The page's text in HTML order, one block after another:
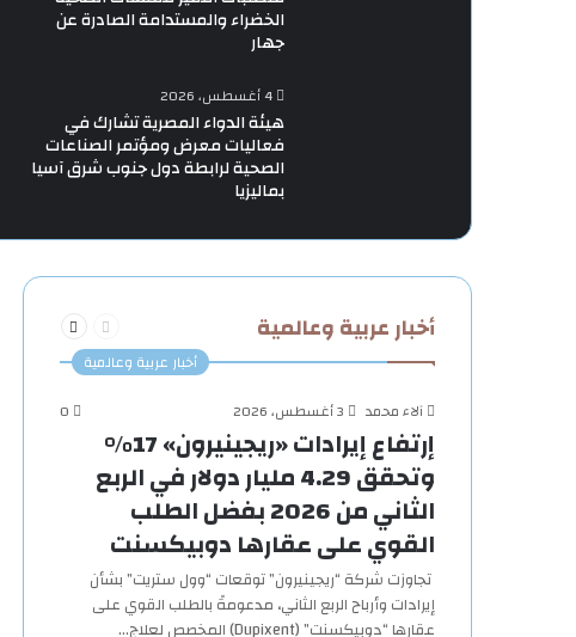
الخضراء والمستدامة الصادرة عن
جهار
4 أغسطس، 2026
هيئة الدواء المصرية تشارك في
فعاليات معرض ومؤتمر الصناعات
الصحية لرابطة دول جنوب شرق آسيا
بماليزيا
أخبار عربية وعالمية
الصفحة
أخبار عربية وعالمية
آلاء محمد
3 أغسطس، 2026 0
إرتفاع إيرادات «ريجينيرون» 17%
وتحقق 4.29 مليار دولار في الربع
الثاني من 2026 بفضل الطلب
القوي على عقارها دوبيكسنت
تجاوزت شركة “ريجينيرون” توقعات “وول ستريت” بشأن
إيرادات وأرباح الربع الثاني، مدعومةً بالطلب القوي على
عقارها “دوبيكسنت” (Dupixent) المخصص لعلاج…